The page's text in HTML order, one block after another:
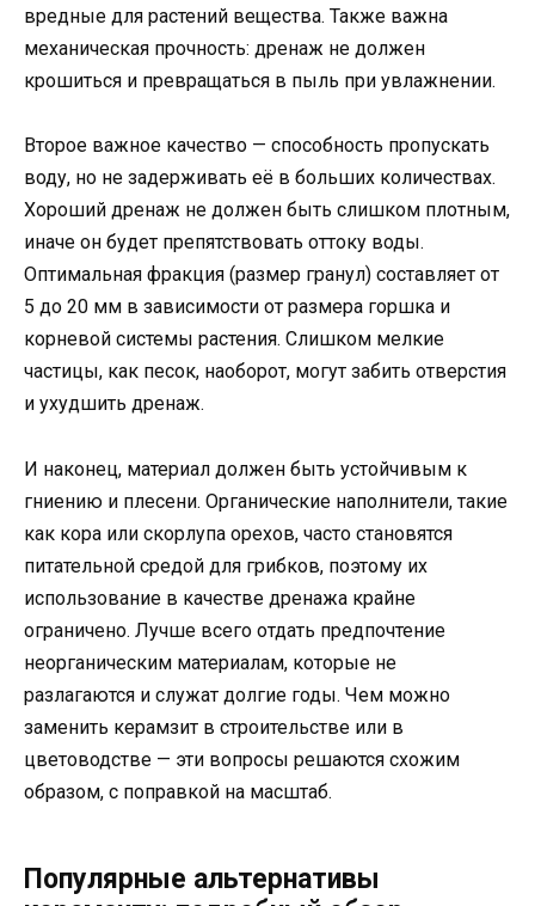
вредные для растений вещества. Также важна
механическая прочность: дренаж не должен
крошиться и превращаться в пыль при увлажнении.
Второе важное качество — способность пропускать
воду, но не задерживать её в больших количествах.
Хороший дренаж не должен быть слишком плотным,
иначе он будет препятствовать оттоку воды.
Оптимальная фракция (размер гранул) составляет от
5 до 20 мм в зависимости от размера горшка и
корневой системы растения. Слишком мелкие
частицы, как песок, наоборот, могут забить отверстия
и ухудшить дренаж.
И наконец, материал должен быть устойчивым к
гниению и плесени. Органические наполнители, такие
как кора или скорлупа орехов, часто становятся
питательной средой для грибков, поэтому их
использование в качестве дренажа крайне
ограничено. Лучше всего отдать предпочтение
неорганическим материалам, которые не
разлагаются и служат долгие годы. Чем можно
заменить керамзит в строительстве или в
цветоводстве — эти вопросы решаются схожим
образом, с поправкой на масштаб.
Популярные альтернативы